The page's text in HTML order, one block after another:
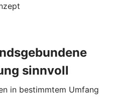
sinnvoll
in bestimmtem Umfang